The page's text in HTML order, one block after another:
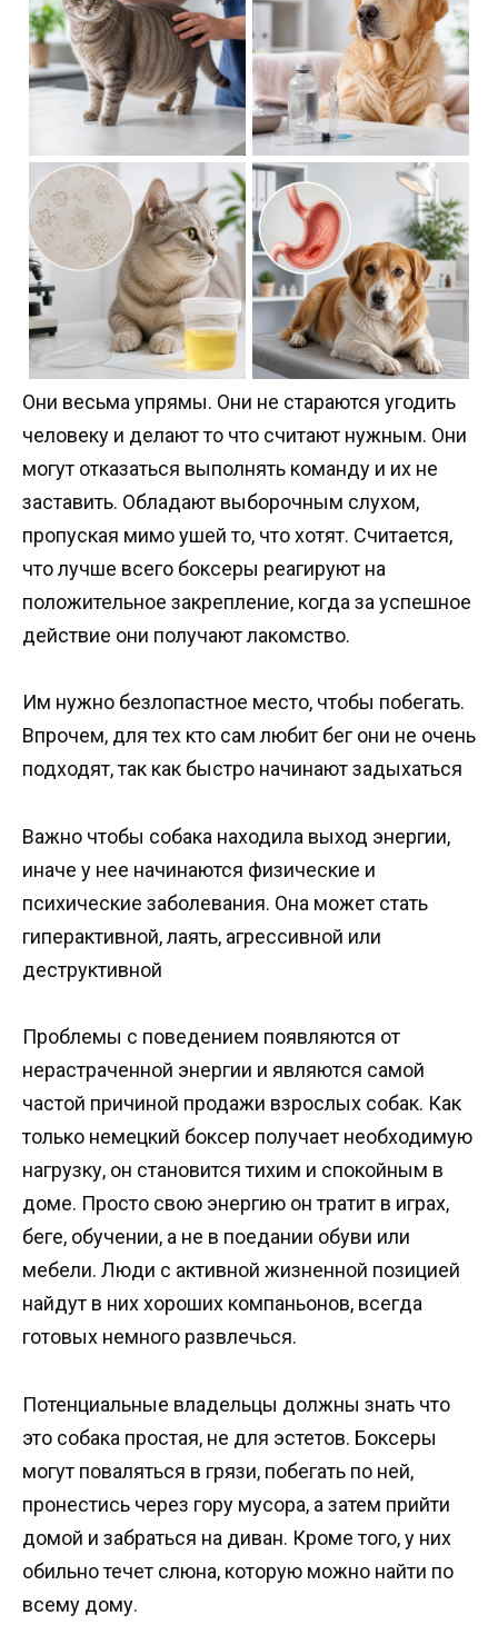
Они весьма упрямы. Они не стараются угодить
человеку и делают то что считают нужным. Они
могут отказаться выполнять команду и их не
заставить. Обладают выборочным слухом,
пропуская мимо ушей то, что хотят. Считается,
что лучше всего боксеры реагируют на
положительное закрепление, когда за успешное
действие они получают лакомство.
Им нужно безлопастное место, чтобы побегать.
Впрочем, для тех кто сам любит бег они не очень
подходят, так как быстро начинают задыхаться
Важно чтобы собака находила выход энергии,
иначе у нее начинаются физические и
психические заболевания. Она может стать
гиперактивной, лаять, агрессивной или
деструктивной
Проблемы с поведением появляются от
нерастраченной энергии и являются самой
частой причиной продажи взрослых собак. Как
только немецкий боксер получает необходимую
нагрузку, он становится тихим и спокойным в
доме. Просто свою энергию он тратит в играх,
беге, обучении, а не в поедании обуви или
мебели. Люди с активной жизненной позицией
найдут в них хороших компаньонов, всегда
готовых немного развлечься.
Потенциальные владельцы должны знать что
это собака простая, не для эстетов. Боксеры
могут поваляться в грязи, побегать по ней,
пронестись через гору мусора, а затем прийти
домой и забраться на диван. Кроме того, у них
обильно течет слюна, которую можно найти по
всему дому.